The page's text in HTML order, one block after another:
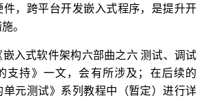
件，跨平台开发嵌入式程序，是提升开
。
入式软件架构六部曲之六 测试、调试
支持》一文，会有所涉及；在后续的
单元测试》系列教程中（暂定）进行详